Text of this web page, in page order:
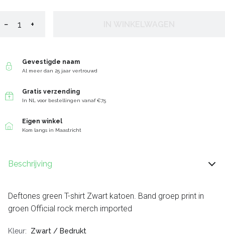
− +
Gevestigde naam
Al meer dan 25 jaar vertrouwd
Gratis verzending
In NL voor bestellingen vanaf €75
Eigen winkel
Kom langs in Maastricht
Beschrijving
Deftones green T-shirt Zwart katoen. Band groep print in
groen Official rock merch imported
Kleur Zwart / Bedrukt